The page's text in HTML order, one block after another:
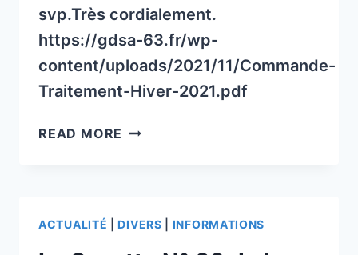
svp.Très cordialement.
https://gdsa-63.fr/wp-
content/uploads/2021/11/Commande-
Traitement-Hiver-2021.pdf
READ MORE COMMANDE
ACTUALITÉ DIVERS INFORMATIONS